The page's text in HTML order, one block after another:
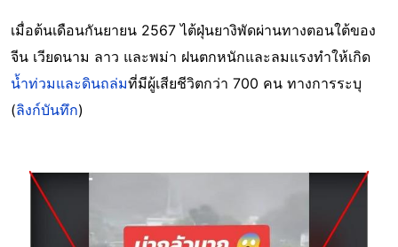
เมื่อต้นเดือนกันยายน 2567 ไต้ฝุ่นยางิพัดผ่านทางตอนใต้ของ
จีน เวียดนาม ลาว และพม่า ฝนตกหนักและลมแรงทำให้เกิด
น้ำท่วมและดินถล่มที่มีผู้เสียชีวิตกว่า 700 คน ทางการระบุ
(ลิงก์บันทึก)
Image